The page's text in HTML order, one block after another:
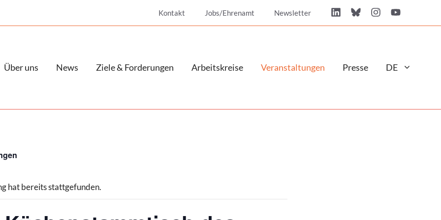
Kontakt Jobs/Ehrenamt Newsletter
Über uns News Ziele & Forderungen Arbeitskreise Veranstaltungen Presse DE
hat bereits stattgefunden.